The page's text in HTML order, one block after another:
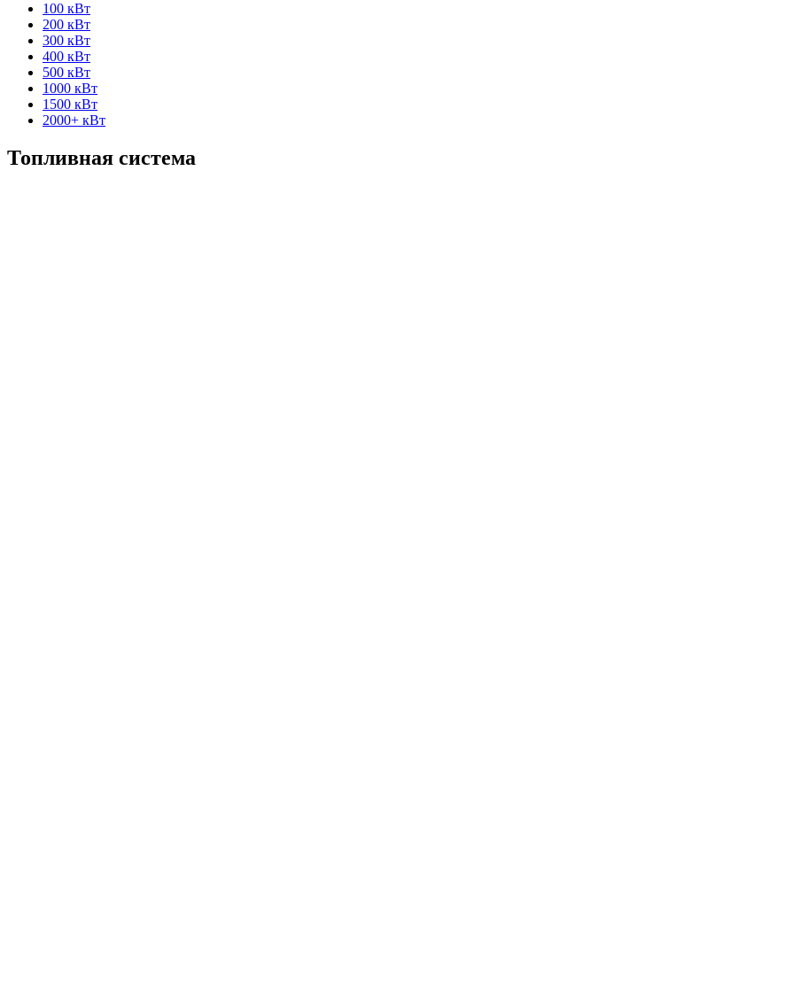
100 кВт
200 кВт
300 кВт
400 кВт
500 кВт
1000 кВт
1500 кВт
2000+ кВт
Топливная система